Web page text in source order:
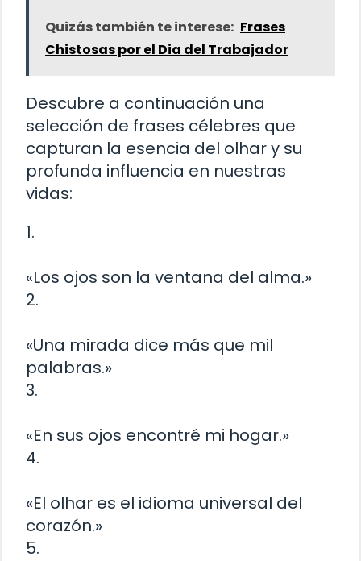
Quizás también te interese: Frases
Chistosas por el Dia del Trabajador
Descubre a continuación una
selección de frases célebres que
capturan la esencia del olhar y su
profunda influencia en nuestras
vidas:
1.
«Los ojos son la ventana del alma.»
2.
«Una mirada dice más que mil
palabras.»
3.
«En sus ojos encontré mi hogar.»
4.
«El olhar es el idioma universal del
corazón.»
5.